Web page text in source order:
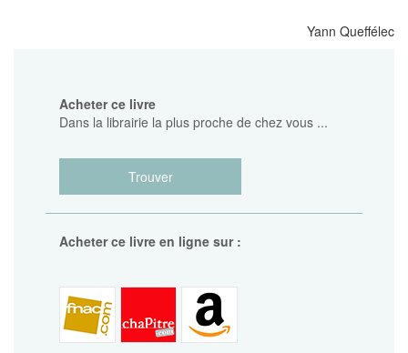
Yann Queffélec
Acheter ce livre
Dans la librairie la plus proche de chez vous ...
Trouver
Acheter ce livre en ligne sur :